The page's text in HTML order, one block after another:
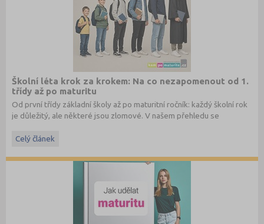
Školní léta krok za krokem: Na co nezapomenout od 1.
třídy až po maturitu
Od první třídy základní školy až po maturitní ročník: každý školní rok
je důležitý, ale některé jsou zlomové. V našem přehledu se
Celý článek